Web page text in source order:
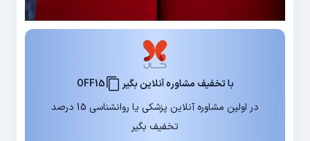
با تخفیف مشاوره آنلاین بگیر
OFF15
در اولین مشاوره آنلاین پزشکی یا روانشناسی 15 درصد
تخفیف بگیر